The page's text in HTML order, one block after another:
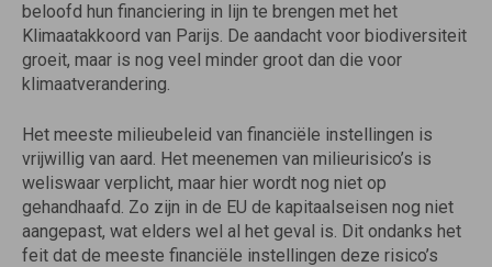
beloofd hun financiering in lijn te brengen met het
Klimaatakkoord van Parijs. De aandacht voor biodiversiteit
groeit, maar is nog veel minder groot dan die voor
klimaatverandering.
Het meeste milieubeleid van financiële instellingen is
vrijwillig van aard. Het meenemen van milieurisico’s is
weliswaar verplicht, maar hier wordt nog niet op
gehandhaafd. Zo zijn in de EU de kapitaalseisen nog niet
aangepast, wat elders wel al het geval is. Dit ondanks het
feit dat de meeste financiële instellingen deze risico’s